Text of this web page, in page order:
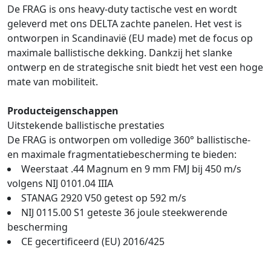
De FRAG is ons heavy-duty tactische vest en wordt
geleverd met ons DELTA zachte panelen. Het vest is
ontworpen in Scandinavië (EU made) met de focus op
maximale ballistische dekking. Dankzij het slanke
ontwerp en de strategische snit biedt het vest een hoge
mate van mobiliteit.
Producteigenschappen
Uitstekende ballistische prestaties
De FRAG is ontworpen om volledige 360° ballistische-
en maximale fragmentatiebescherming te bieden:
Weerstaat .44 Magnum en 9 mm FMJ bij 450 m/s
volgens NIJ 0101.04 IIIA
STANAG 2920 V50 getest op 592 m/s
NIJ 0115.00 S1 geteste 36 joule steekwerende
bescherming
CE gecertificeerd (EU) 2016/425